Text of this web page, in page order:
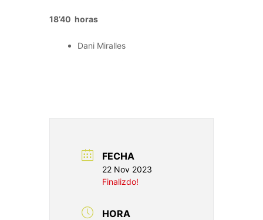
18’40 horas
Dani Miralles
FECHA
22 Nov 2023
Finalizdo!
HORA